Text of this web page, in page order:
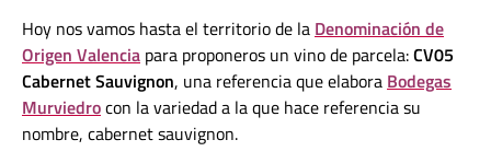
Hoy nos vamos hasta el territorio de la Denominación de
Origen Valencia para proponeros un vino de parcela:CV05
Cabernet Sauvignon, una referencia que elabora Bodegas
Murviedrocon la variedad a la que hace referencia su
nombre, cabernet sauvignon.